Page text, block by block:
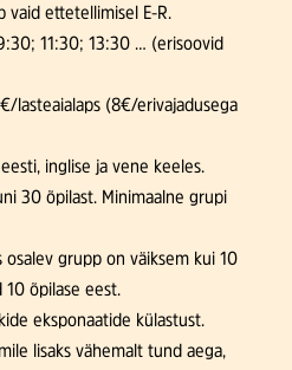
ettetellimisel E-R.
11:30; 13:30 … (erisoovid
lasteaialaps (8€/erivajadusega
inglise ja vene keeles.
30 õpilast. Minimaalne grupi
grupp on väiksem kui 10
õpilase eest.
eksponaatide külastust.
lisaks vähemalt tund aega,